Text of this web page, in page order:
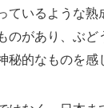
いるような熟
のがあり、ぶど
的なものを感